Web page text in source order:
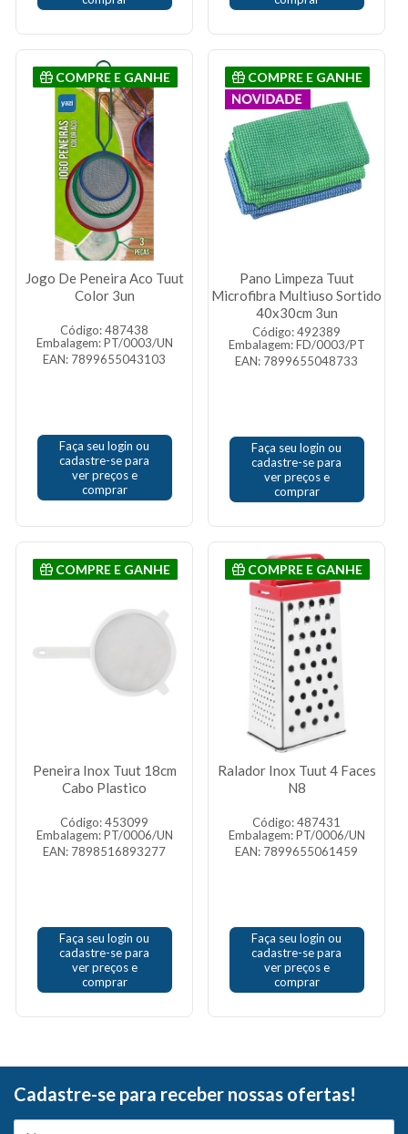
COMPRE E GANHE
Jogo De Peneira Aco Tuut
Color 3un
Código: 487438
Embalagem: PT/0003/UN
EAN: 7899655043103
Faça seu login ou
cadastre-se para
ver preços e
comprar
COMPRE E GANHE
Pano Limpeza Tuut
Microfibra Multiuso Sortido
40x30cm 3un
Código: 492389
Embalagem: FD/0003/PT
EAN: 7899655048733
Faça seu login ou
cadastre-se para
ver preços e
comprar
COMPRE E GANHE
Peneira Inox Tuut 18cm
Cabo Plastico
Código: 453099
Embalagem: PT/0006/UN
EAN: 7898516893277
Faça seu login ou
cadastre-se para
ver preços e
comprar
COMPRE E GANHE
Ralador Inox Tuut 4 Faces
N8
Código: 487431
Embalagem: PT/0006/UN
EAN: 7899655061459
Faça seu login ou
cadastre-se para
ver preços e
comprar
Cadastre-se para receber nossas ofertas!